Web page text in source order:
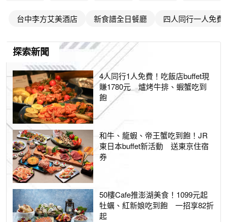
台中李方艾美酒店 新食譜全日餐廳 四人同行一人免費
探索新聞
4人同行1人免費！吃飯店buffet現
賺1780元 爐烤牛排、蝦蟹吃到
飽
和牛、龍蝦、帝王蟹吃到飽！JR
東日本buffet新活動 送東京住宿
券
50樓Cafe推澎湖美食！1099元起
牡蠣、紅新娘吃到飽 一招享82折
起